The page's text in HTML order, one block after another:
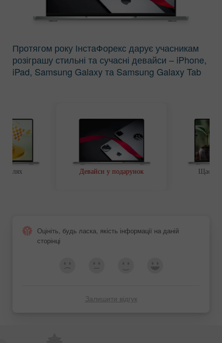
Протягом року ІнстаФорекс дарує учасникам
розіграшу стильні та сучасні девайси – iPhone,
iPad, Samsung Galaxy та Samsung Galaxy Tab
шлях Девайси у подарунок
Оцініть, будь ласка, якість інформації на даній
сторінці
Залишити відгук